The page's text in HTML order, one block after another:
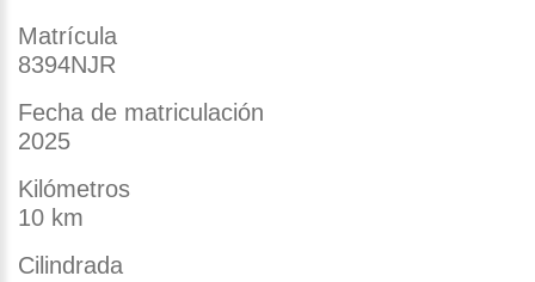
Matrícula
8394NJR
Fecha de matriculación
2025
Kilómetros
10 km
Cilindrada